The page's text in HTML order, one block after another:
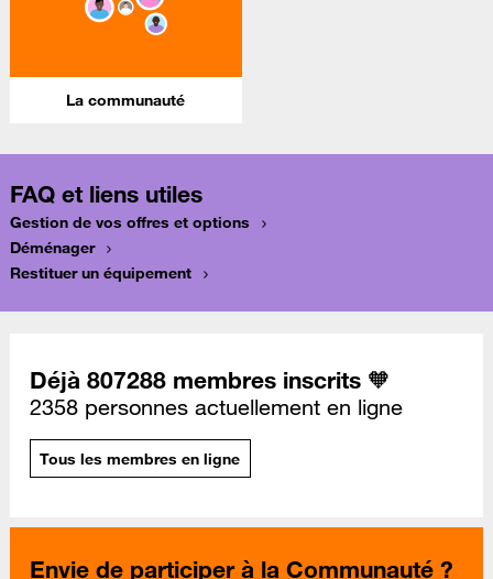
La communauté
FAQ et liens utiles
Gestion de vos offres et options
Déménager
Restituer un équipement
Déjà 807288 membres inscrits 🧡
2358 personnes actuellement en ligne
Tous les membres en ligne
Envie de participer à la Communauté ?